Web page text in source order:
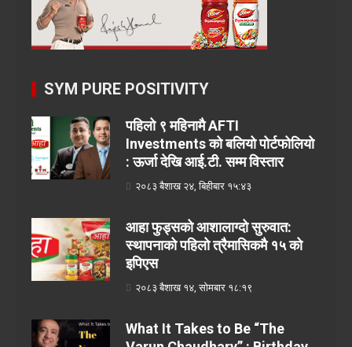
SYM PURE POSITIVITY
पहिलो ९ महिनामै AFTI
Investments को बलियो पोर्टफोलियो
: ऊर्जा देखि आई.टी. सम्म विस्तार
२०८३ बैशाख २४, बिहीबार १५:४३
आहा फुड्सको आशालाग्दो सुरुवात:
स्थापनाको पहिलो त्रैमासिकमै १५ को
इपिएस
२०८३ बैशाख १४, सोमबार १८:१९
What It Takes to Be “The